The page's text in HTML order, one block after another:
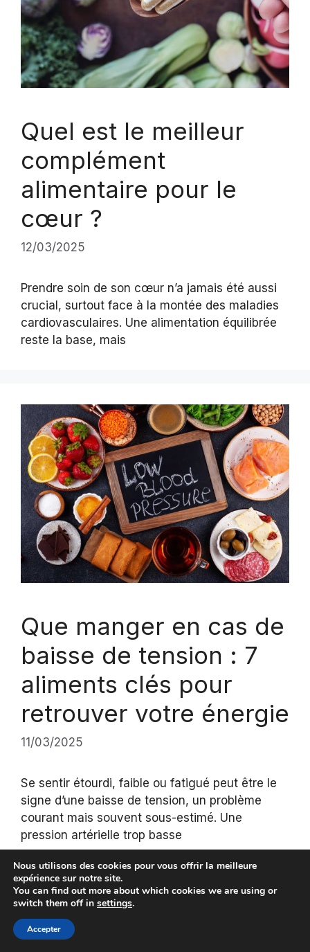
Quel est le meilleur
complément
alimentaire pour le
cœur ?
12/03/2025
Prendre soin de son cœur n’a jamais été aussi
crucial, surtout face à la montée des maladies
cardiovasculaires. Une alimentation équilibrée
reste la base, mais
Que manger en cas de
baisse de tension : 7
aliments clés pour
retrouver votre énergie
11/03/2025
Se sentir étourdi, faible ou fatigué peut être le
signe d’une baisse de tension, un problème
courant mais souvent sous-estimé. Une
pression artérielle trop basse
Nous utilisons des cookies pour vous offrir la meilleure
expérience sur notre site.
You can find out more about which cookies we are using or
switch them off in settings.
Accepter